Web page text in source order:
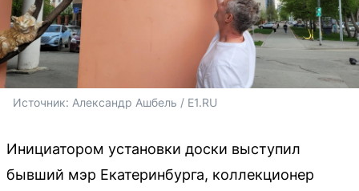
Источник: Александр Ашбель / E1.RU
Инициатором установки доски выступил
бывший мэр Екатеринбурга, коллекционер